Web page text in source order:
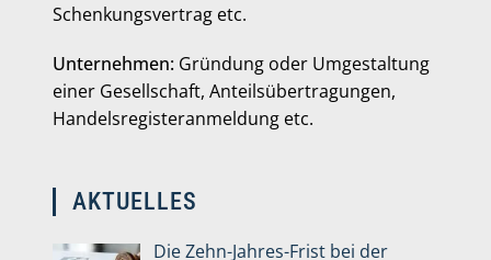
Schenkungsvertrag etc.
Unternehmen: Gründung oder Umgestaltung
einer Gesellschaft, Anteilsübertragungen,
Handelsregisteranmeldung etc.
AKTUELLES
Die Zehn-Jahres-Frist bei der